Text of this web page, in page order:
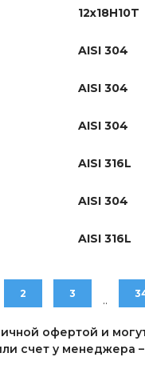
12х18Н10T
AISI 304
AISI 304
AISI 304
AISI 316L
AISI 304
AISI 316L
2 3 ..
офертой и
счет у менеджера